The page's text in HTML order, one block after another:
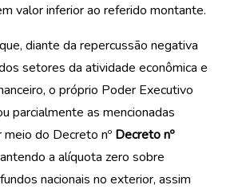
valor inferior ao referido montante.
diante da repercussão negativa
setores da atividade econômica e
o próprio Poder Executivo
parcialmente as mencionadas
do Decreto nº Decreto nº
a alíquota zero sobre
nacionais no exterior, assim